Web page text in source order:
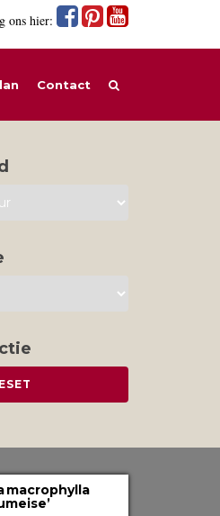
ons hier:
Contact
macrophylla